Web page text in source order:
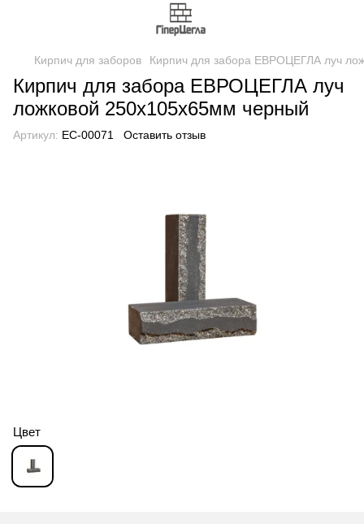
Кирпич для заборов Кирпич для забора ЕВРОЦЕГЛА луч
Кирпич для забора ЕВРОЦЕГЛА луч
ложковой 250х105х65мм черный
Артикул: EC-00071 Оставить отзыв
Цвет